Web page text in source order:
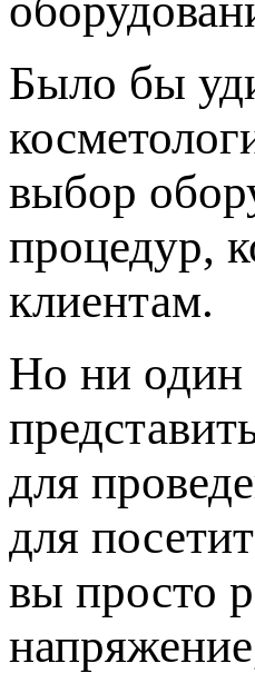
Было бы
выбор
процедур,
клиентам.
Но ни один
для
для
вы просто